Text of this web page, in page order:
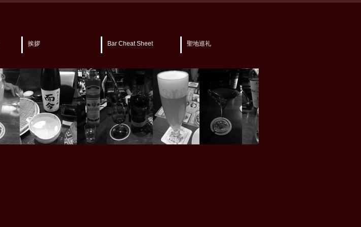
挨拶 Bar Cheat Sheet 聖地巡礼